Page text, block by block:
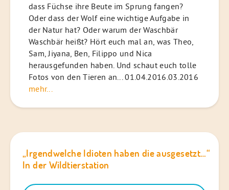
dass Füchse ihre Beute im Sprung fangen?
Oder dass der Wolf eine wichtige Aufgabe in
der Natur hat? Oder warum der Waschbär
Waschbär heißt? Hört euch mal an, was Theo,
Sam, Jiyana, Ben, Filippo und Nica
herausgefunden haben. Und schaut euch tolle
Fotos von den Tieren an... 01.04.2016.03.2016
mehr...
„Irgendwelche Idioten haben die ausgesetzt…“
In der Wildtierstation